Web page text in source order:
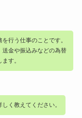
行う仕事のことです。
金や振込みなどの為替
す。
く教えてください。